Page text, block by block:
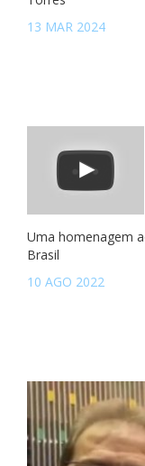
13 MAR 2024
Uma homenagem
Brasil
10 AGO 2022